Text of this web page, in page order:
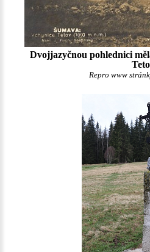
Dvojjazyčnou pohlednici
Repro www